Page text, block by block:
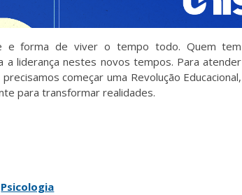
e forma de viver o tempo todo. Quem tem
liderança nestes novos tempos. Para atender
começar uma Revolução Educacional,
para transformar realidades.
Psicologia